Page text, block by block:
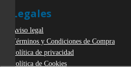
Legales
Aviso legal
Términos y Condiciones de Compra
Política de privacidad
Política de Cookies